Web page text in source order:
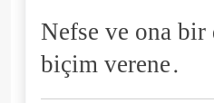
Nefse ve ona
biçim verene.